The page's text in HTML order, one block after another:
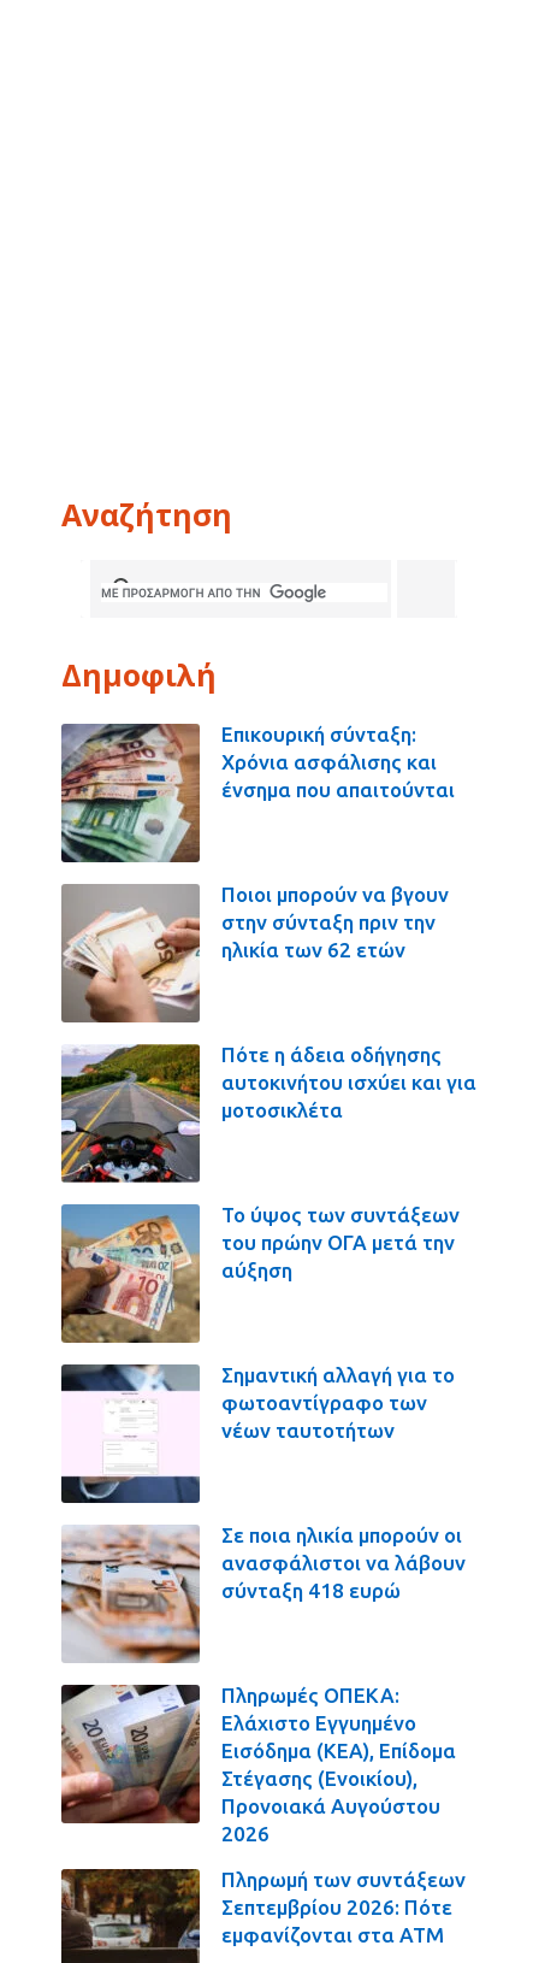
Αναζήτηση
Δημοφιλή
Επικουρική σύνταξη:
Χρόνια ασφάλισης και
ένσημα που απαιτούνται
Ποιοι μπορούν να βγουν
στην σύνταξη πριν την
ηλικία των 62 ετών
Πότε η άδεια οδήγησης
αυτοκινήτου ισχύει και για
μοτοσικλέτα
Το ύψος των συντάξεων
του πρώην ΟΓΑ μετά την
αύξηση
Σημαντική αλλαγή για το
φωτοαντίγραφο των
νέων ταυτοτήτων
Σε ποια ηλικία μπορούν οι
ανασφάλιστοι να λάβουν
σύνταξη 418 ευρώ
Πληρωμές ΟΠΕΚΑ:
Ελάχιστο Εγγυημένο
Εισόδημα (ΚΕΑ), Επίδομα
Στέγασης (Ενοικίου),
Προνοιακά Αυγούστου
2026
Πληρωμή των συντάξεων
Σεπτεμβρίου 2026: Πότε
εμφανίζονται στα ΑΤΜ